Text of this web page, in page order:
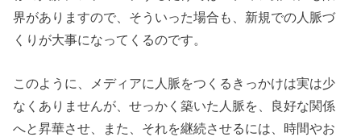
界がありますので、そういった場合も、新規での人脈づ
くりが大事になってくるのです。
このように、メディアに人脈をつくるきっかけは実は少
なくありませんが、せっかく築いた人脈を、良好な関係
へと昇華させ、また、それを継続させるには、時間やお